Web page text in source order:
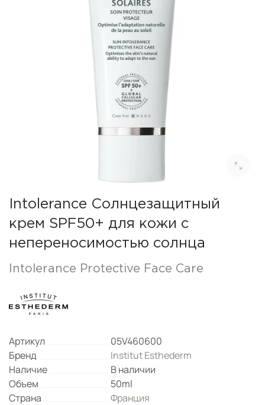
Intolerance Солнцезащитный
крем SPF50+ для кожи с
непереносимостью солнца
Intolerance Protective Face Care
Артикул
05V460600
Бренд
Institut Esthederm
Наличие
В наличии
Объем
50ml
Страна
Франция